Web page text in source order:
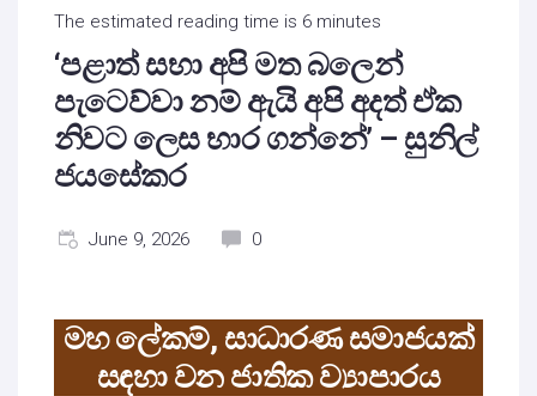
The estimated reading time is 6 minutes
‘පළාත් සභා අපි මත බලෙන්
පැටෙව්වා නම් ඇයි අපි අදත් ඒක
නිවට ලෙස භාර ගන්නේ’ – සුනිල්
ජයසේකර
June 9, 2026 0
මහ ලේකම්, සාධාරණ සමාජයක්
සඳහා වන ජාතික ව්‍යාපාරය